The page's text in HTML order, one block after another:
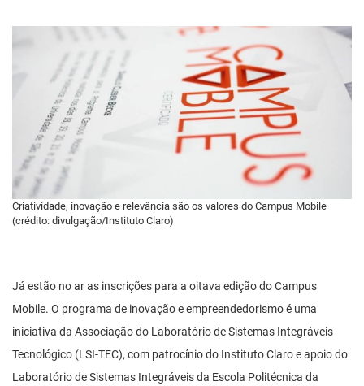
Criatividade, inovação e relevância são os valores do Campus Mobile
(crédito: divulgação/Instituto Claro)
Já estão no ar as inscrições para a oitava edição do Campus
Mobile. O programa de inovação e empreendedorismo é uma
iniciativa da Associação do Laboratório de Sistemas Integráveis
Tecnológico (LSI-TEC), com patrocínio do Instituto Claro e apoio do
Laboratório de Sistemas Integráveis da Escola Politécnica da